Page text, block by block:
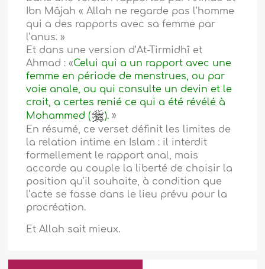
Ibn Mâjah « Allah ne regarde pas l’homme
qui a des rapports avec sa femme par
l’anus. »
Et dans une version d’At-Tirmidhî et
Ahmad : «Celui qui a un rapport avec une
femme en période de menstrues, ou par
voie anale, ou qui consulte un devin et le
croit, a certes renié ce qui a été révélé à
Mohammed (
).»
En résumé, ce verset définit les limites de
la relation intime en Islam : il interdit
formellement le rapport anal, mais
accorde au couple la liberté de choisir la
position qu’il souhaite, à condition que
l’acte se fasse dans le lieu prévu pour la
procréation.
Et Allah sait mieux.